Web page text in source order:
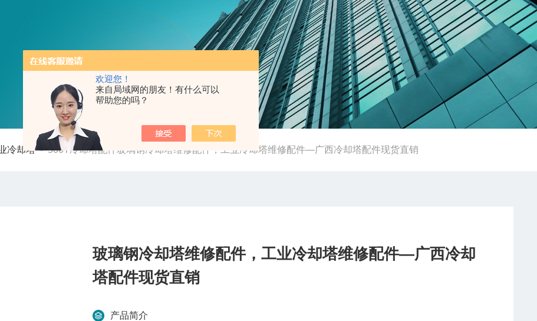
欢迎您！
来自局域网的朋友！有什么可以
帮助您的吗？
冷却塔-500T冷却塔配件玻璃钢冷却塔维修配件，工业冷却塔维修配件—广西冷却塔配件现货直销
玻璃钢冷却塔维修配件，工业冷却塔维修配件—广西冷却
塔配件现货直销
产品简介